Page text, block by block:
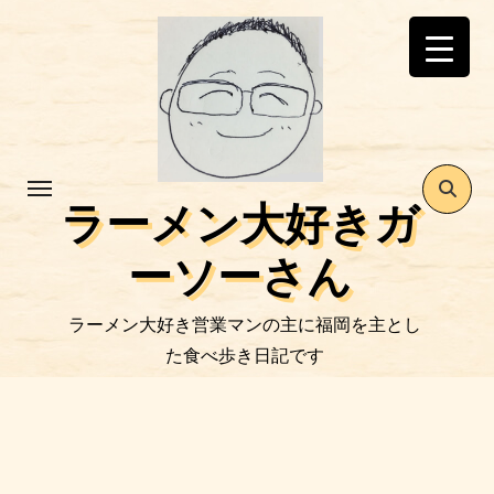
ラーメン大好きガ
ーソーさん
ラーメン大好き営業マンの主に福岡を主とし
た食べ歩き日記です